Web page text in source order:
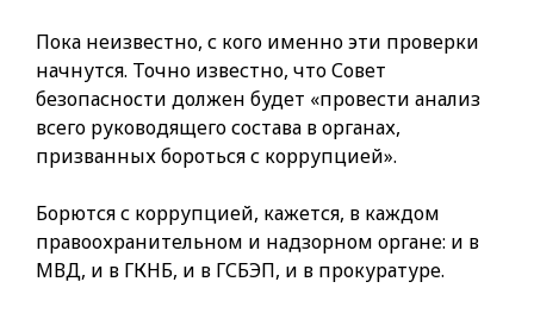
Пока неизвестно, с кого именно эти проверки
начнутся. Точно известно, что Совет
безопасности должен будет «провести анализ
всего руководящего состава в органах,
призванных бороться с коррупцией».
Борются с коррупцией, кажется, в каждом
правоохранительном и надзорном органе: и в
МВД, и в ГКНБ, и в ГСБЭП, и в прокуратуре.